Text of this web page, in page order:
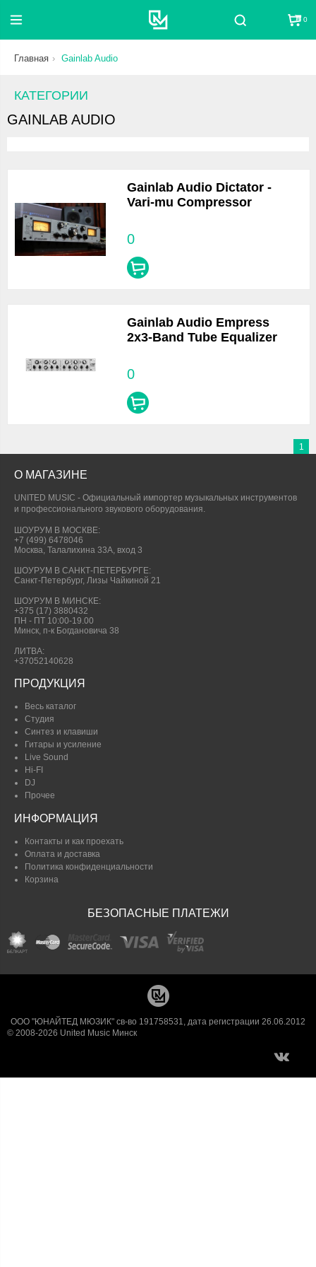
Поиск 0
Главная Gainlab Audio
КАТЕГОРИИ
GAINLAB AUDIO
Gainlab Audio Dictator -
Vari-mu Compressor
0
Gainlab Audio Empress
2x3-Band Tube Equalizer
0
1
О МАГАЗИНЕ
UNITED MUSIC - Официальный импортер музыкальных инструментов
и профессионального звукового оборудования.
ШОУРУМ В МОСКВЕ:
+7 (499) 6478046
Москва, Талалихина 33А, вход 3
ШОУРУМ В САНКТ-ПЕТЕРБУРГЕ:
Санкт-Петербург, Лизы Чайкиной 21
ШОУРУМ В МИНСКЕ:
+375 (17) 3880432
ПН - ПТ 10:00-19.00
Минск, п-к Богдановича 38
ЛИТВА:
+37052140628
ПРОДУКЦИЯ
Весь каталог
Студия
Синтез и клавиши
Гитары и усиление
Live Sound
Hi-FI
DJ
Прочее
ИНФОРМАЦИЯ
Контакты и как проехать
Оплата и доставка
Политика конфиденциальности
Корзина
БЕЗОПАСНЫЕ ПЛАТЕЖИ
ООО "ЮНАЙТЕД МЮЗИК" св-во 191758531, дата регистрации 26.06.2012
© 2008-2026 United Music Минск